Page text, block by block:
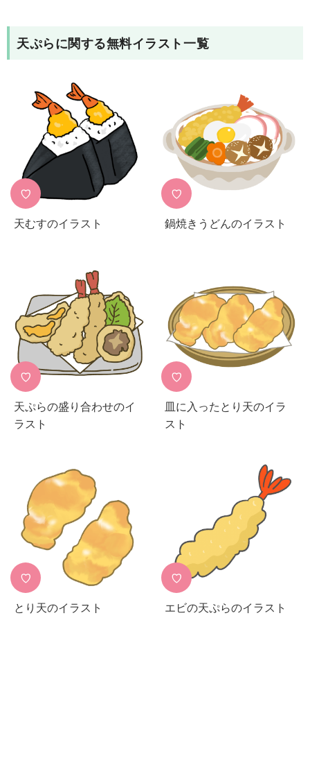
天ぷら に関する無料イラスト一覧
♡
天むすのイラスト
♡
鍋焼きうどんのイラスト
♡
天ぷらの盛り合わせのイ
ラスト
♡
皿に入ったとり天のイラ
スト
♡
とり天のイラスト
♡
エビの天ぷらのイラスト